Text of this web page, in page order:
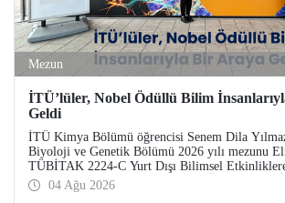
Mezun
İTÜ’lüler, Nobel Ödüllü Bilim
Geldi
İTÜ Kimya Bölümü öğrencisi Senem Dila
Biyoloji ve Genetik Bölümü 2026 yılı mezunu
TÜBİTAK 2224-C Yurt Dışı Bilimsel Etkinliklere
kapsamında 75’inci Lindau Nobel Ödüllü Bilim
Toplantısı’na katıldı.
04 Ağu 2026